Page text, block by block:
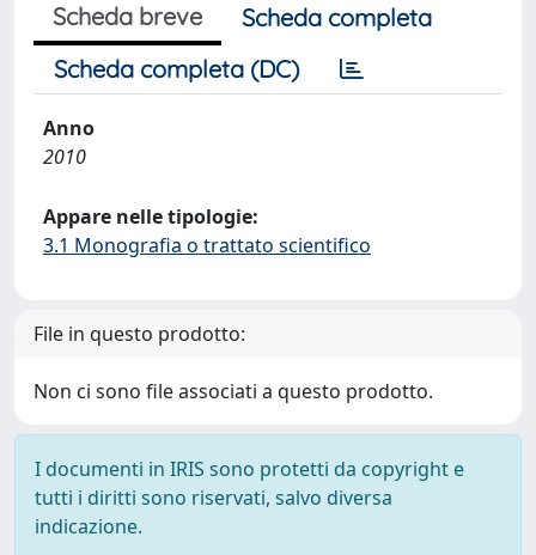
Scheda breve
Scheda completa
Scheda completa (DC)
Anno
2010
Appare nelle tipologie:
3.1 Monografia o trattato scientifico
File in questo prodotto:
Non ci sono file associati a questo prodotto.
I documenti in IRIS sono protetti da copyright e
tutti i diritti sono riservati, salvo diversa
indicazione.